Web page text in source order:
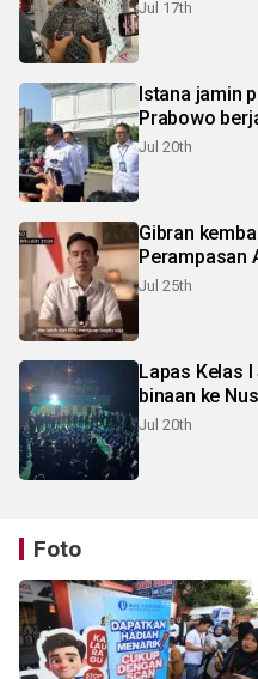
Jul 17th
Istana jamin
Prabowo
Jul 20th
Gibran
Perampasan
Jul 25th
Lapas Kelas
binaan ke
Jul 20th
Foto